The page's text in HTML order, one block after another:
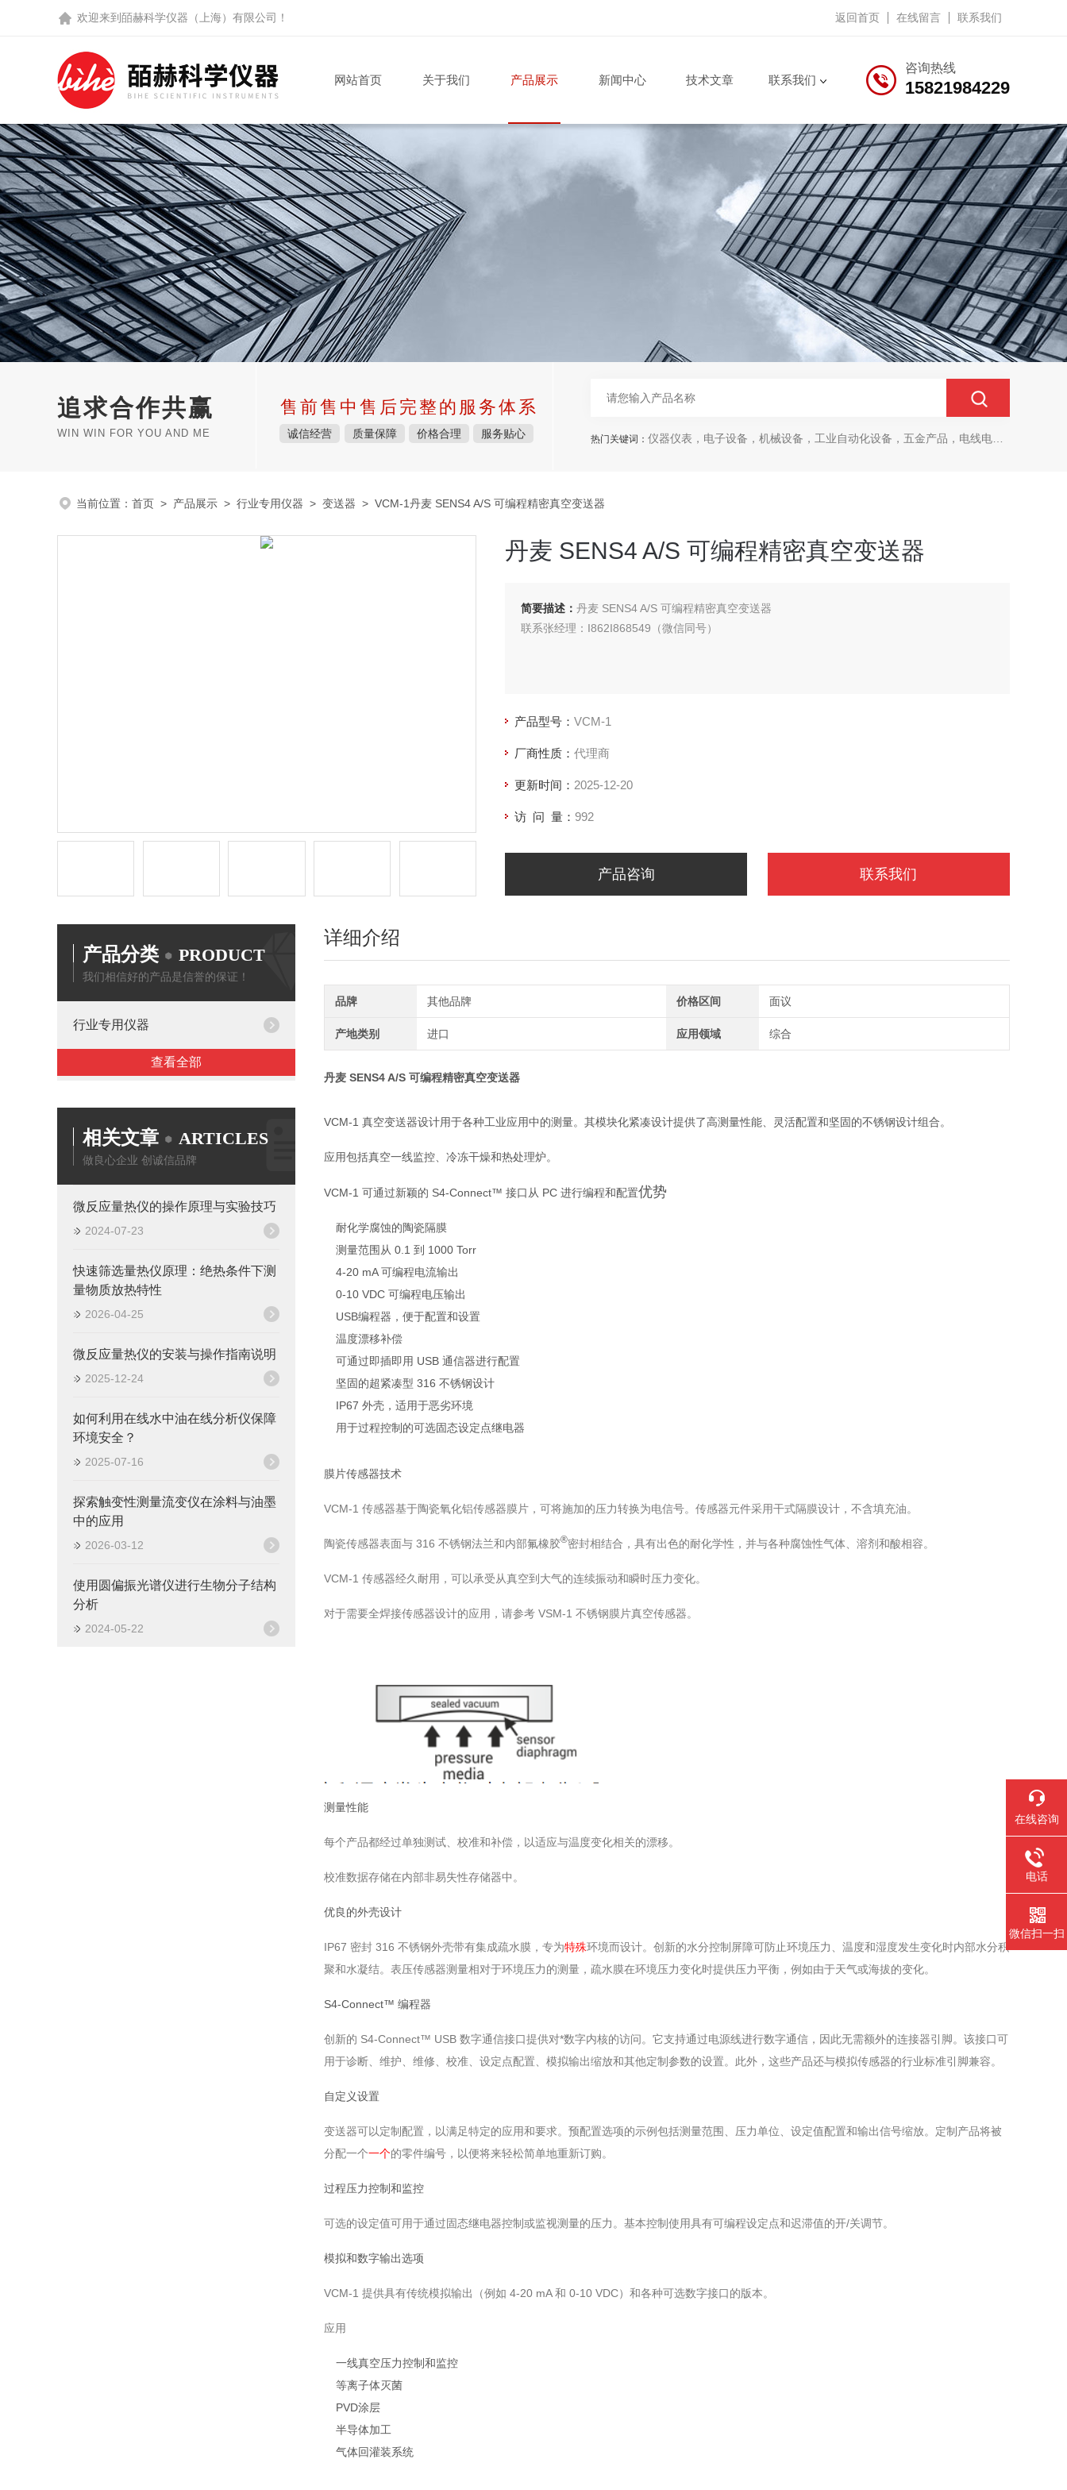
欢迎来到 皕赫科学仪器（上海）有限公司 ！ 返回首页 在线留言 联系我们
咨询热线
15821984229
网站首页 关于我们 产品展示 新闻中心 技术文章 联系我们
追求合作共赢
WIN WIN FOR YOU AND ME
售前售中售后完整的服务体系
诚信经营 质量保障 价格合理 服务贴心 热门关键词： 仪器仪表，电子设备，机械设备，工业自动化设备，五金产品，电线电缆，金属材料，电子
当前位置： 首页 > 产品展示 > 行业专用仪器 > 变送器 > VCM-1丹麦 SENS4 A/S 可编程精密真空变送器
丹麦 SENS4 A/S 可编程精密真空变送器
简要描述： 丹麦 SENS4 A/S 可编程精密真空变送器
联系张经理：I862I868549（微信同号）
产品型号： VCM-1
厂商性质： 代理商
更新时间： 2025-12-20
访 问 量： 992
产品咨询 联系我们
产品分类 PRODUCT
我们相信好的产品是信誉的保证！
行业专用仪器
查看全部
相关文章 ARTICLES
做良心企业 创诚信品牌
微反应量热仪的操作原理与实验技巧
2024-07-23
快速筛选量热仪原理：绝热条件下测
量物质放热特性
2026-04-25
微反应量热仪的安装与操作指南说明
2025-12-24
如何利用在线水中油在线分析仪保障
环境安全？
2025-07-16
探索触变性测量流变仪在涂料与油墨
中的应用
2026-03-12
使用圆偏振光谱仪进行生物分子结构
分析
2024-05-22
详细介绍
品牌 其他品牌 价格区间 面议
产地类别 进口 应用领域 综合
丹麦 SENS4 A/S 可编程精密真空变送器
VCM-1 真空变送器设计用于各种工业应用中的测量。其模块化紧凑设计提供了高测量性能、灵活配置和坚固的不锈钢设计组合。
应用包括真空一线监控、冷冻干燥和热处理炉。
VCM-1 可通过新颖的 S4-Connect™ 接口从 PC 进行编程和配置优势
耐化学腐蚀的陶瓷隔膜
测量范围从 0.1 到 1000 Torr
4-20 mA 可编程电流输出
0-10 VDC 可编程电压输出
USB编程器，便于配置和设置
温度漂移补偿
可通过即插即用 USB 通信器进行配置
坚固的超紧凑型 316 不锈钢设计
IP67 外壳，适用于恶劣环境
用于过程控制的可选固态设定点继电器
膜片传感器技术
VCM-1 传感器基于陶瓷氧化铝传感器膜片，可将施加的压力转换为电信号。传感器元件采用干式隔膜设计，不含填充油。
陶瓷传感器表面与 316 不锈钢法兰和内部氟橡胶®密封相结合，具有出色的耐化学性，并与各种腐蚀性气体、溶剂和酸相容。
VCM-1 传感器经久耐用，可以承受从真空到大气的连续振动和瞬时压力变化。
对于需要全焊接传感器设计的应用，请参考 VSM-1 不锈钢膜片真空传感器。
测量性能
每个产品都经过单独测试、校准和补偿，以适应与温度变化相关的漂移。
校准数据存储在内部非易失性存储器中。
优良的外壳设计
IP67 密封 316 不锈钢外壳带有集成疏水膜，专为特殊环境而设计。创新的水分控制屏障可防止环境压力、温度和湿度发生变化时内部水分积
聚和水凝结。表压传感器测量相对于环境压力的测量，疏水膜在环境压力变化时提供压力平衡，例如由于天气或海拔的变化。
S4-Connect™ 编程器
创新的 S4-Connect™ USB 数字通信接口提供对*数字内核的访问。它支持通过电源线进行数字通信，因此无需额外的连接器引脚。该接口可
用于诊断、维护、维修、校准、设定点配置、模拟输出缩放和其他定制参数的设置。此外，这些产品还与模拟传感器的行业标准引脚兼容。
自定义设置
变送器可以定制配置，以满足特定的应用和要求。预配置选项的示例包括测量范围、压力单位、设定值配置和输出信号缩放。定制产品将被
分配一个一个的零件编号，以便将来轻松简单地重新订购。
过程压力控制和监控
可选的设定值可用于通过固态继电器控制或监视测量的压力。基本控制使用具有可编程设定点和迟滞值的开/关调节。
模拟和数字输出选项
VCM-1 提供具有传统模拟输出（例如 4-20 mA 和 0-10 VDC）和各种可选数字接口的版本。
应用
一线真空压力控制和监控
等离子体灭菌
PVD涂层
半导体加工
气体回灌装系统
在线咨询
电话
微信扫一扫